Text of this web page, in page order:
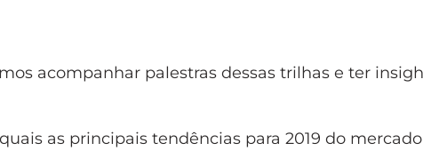
acompanhar palestras dessas trilhas e ter
as principais tendências para 2019 do